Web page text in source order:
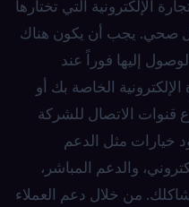
الإلكترونية التي تختارها
صحي. يجب أن يكون هناك
إليها فوراً عند
الخاصة بك أو
قنوات الاتصال للشركة
خيارات مثل الدعم
والدعم المباشر،
من خلال دعم العملاء